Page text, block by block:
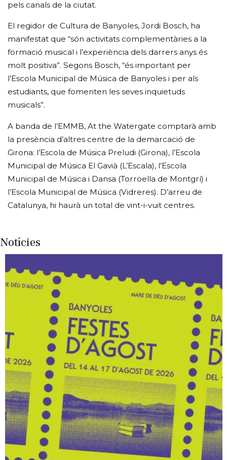
pels canals de la ciutat.
El regidor de Cultura de Banyoles, Jordi Bosch, ha
manifestat que “són activitats complementàries a la
formació musical i l’experiència dels darrers anys és
molt positiva”. Segons Bosch, “és important per
l’Escola Municipal de Música de Banyoles i per als
estudiants, que fomenten les seves inquietuds
musicals”.
A banda de l’EMMB, At the Watergate comptarà amb
la presència d’altres centre de la demarcació de
Girona: l’Escola de Música Preludi (Girona), l’Escola
Municipal de Música El Gavià (L’Escala), l’Escola
Municipal de Música i Dansa (Torroella de Montgrí) i
l’Escola Municipal de Música (Vidreres). D’arreu de
Catalunya, hi haurà un total de vint-i-vuit centres.
Notícies